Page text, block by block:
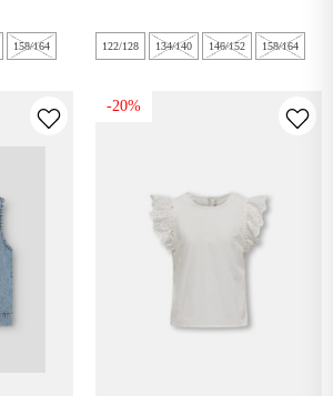
158/164 122/128 134/140 146/152 158/164
-20%